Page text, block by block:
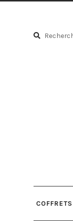
Recherche
Recherche
COFFRETS